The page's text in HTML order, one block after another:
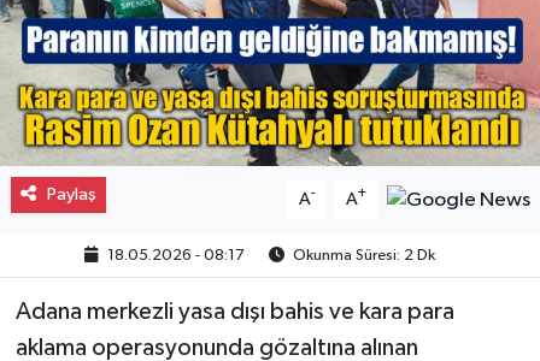
Paylaş A- A+
18.05.2026 - 08:17 Okunma Süresi: 2 Dk
Adana merkezli yasa dışı bahis ve kara para
aklama operasyonunda gözaltına alınan